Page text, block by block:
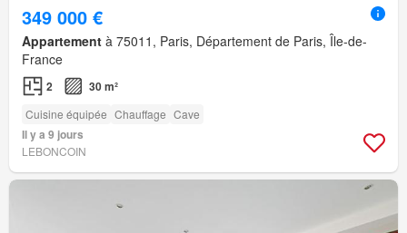
349 000 €
Appartement à 75011, Paris, Département de Paris, Île-de-
France
2 30 m²
Cuisine équipée Chauffage Cave
Il y a 9 jours
LEBONCOIN